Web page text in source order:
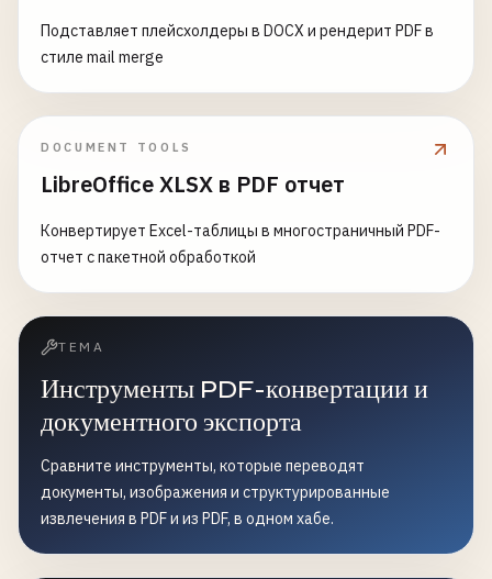
Подставляет плейсхолдеры в DOCX и рендерит PDF в
стиле mail merge
DOCUMENT TOOLS
LibreOffice XLSX в PDF отчет
Конвертирует Excel-таблицы в многостраничный PDF-
отчет с пакетной обработкой
ТЕМА
Инструменты PDF-конвертации и
документного экспорта
Сравните инструменты, которые переводят
документы, изображения и структурированные
извлечения в PDF и из PDF, в одном хабе.